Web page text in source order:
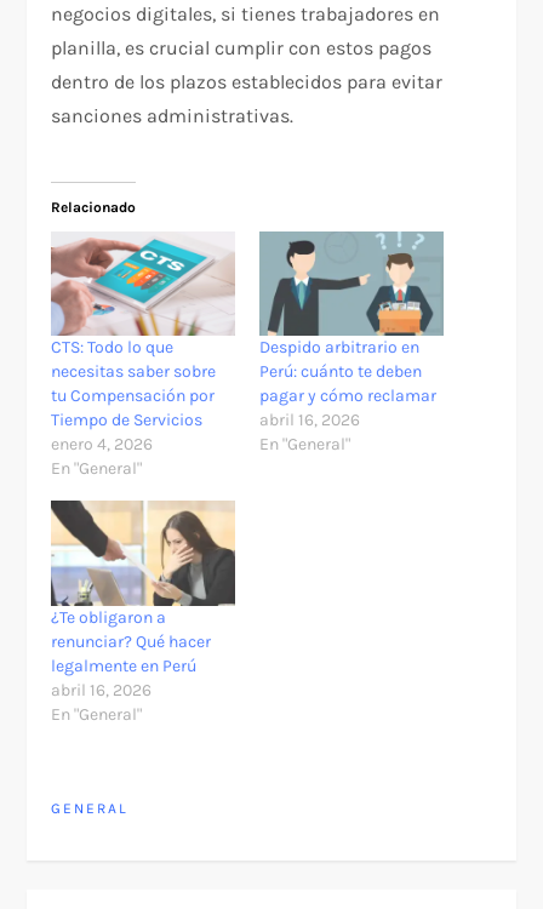
negocios digitales, si tienes trabajadores en
planilla, es crucial cumplir con estos pagos
dentro de los plazos establecidos para evitar
sanciones administrativas.
Relacionado
CTS: Todo lo que
necesitas saber sobre
tu Compensación por
Tiempo de Servicios
enero 4, 2026
En "General"
Despido arbitrario en
Perú: cuánto te deben
pagar y cómo reclamar
abril 16, 2026
En "General"
¿Te obligaron a
renunciar? Qué hacer
legalmente en Perú
abril 16, 2026
En "General"
GENERAL